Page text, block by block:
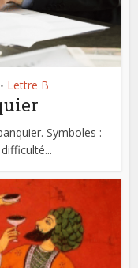
• Lettre B
Symboles :